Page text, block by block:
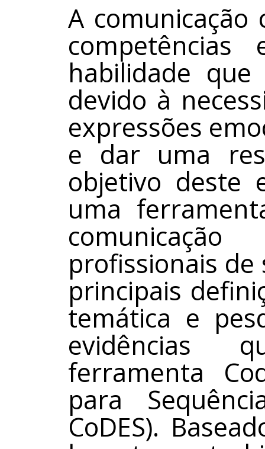
A comunicação
competências
habilidade
devido à
expressões
e dar uma
objetivo deste
uma
profissionais
principais
temática e
evidências
ferramenta
para
CoDES).